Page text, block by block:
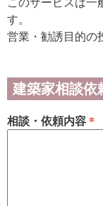
す。
営業・勧誘目的の
建築家相談依
相談・依頼内容 *